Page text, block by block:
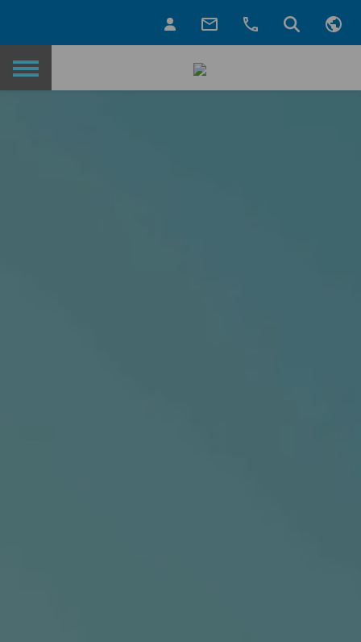
Назад на главную страницу